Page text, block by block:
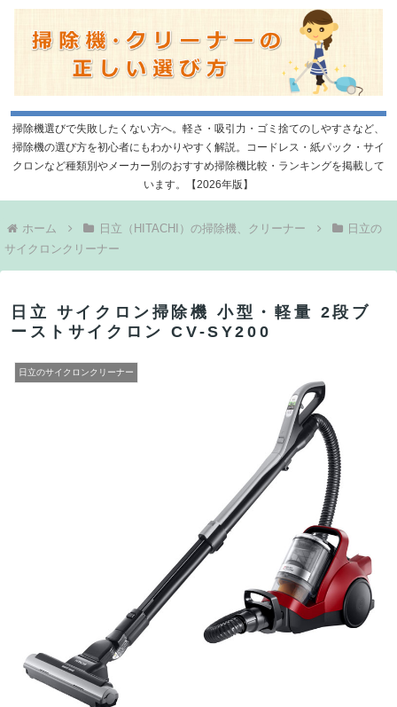
掃除機選びで失敗したくない方へ。軽さ・吸引力・ゴミ捨てのしやすさなど、
掃除機の選び方を初心者にもわかりやすく解説。コードレス・紙パック・サイ
クロンなど種類別やメーカー別のおすすめ掃除機比較・ランキングを掲載して
います。【2026年版】
ホーム 日立（HITACHI）の掃除機、クリーナー
日立の
サイクロンクリーナー
日立 サイクロン掃除機 小型・軽量 2段ブ
ーストサイクロン CV-SY200
日立のサイクロンクリーナー